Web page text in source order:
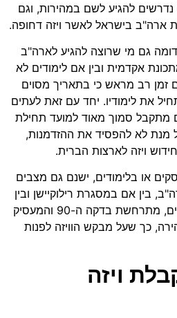
להגיע לשם במהירות, וגם
ארה"ב בישראל לאשר ויזה דחופה.
גם מי שרוצה להגיע לארה"ב
אקדמית ובין אם לימודים לא
זמן רב מראש כי בתאריך מסוים
את לימודיו. יחד עם זאת לעתים
מתקבל סמוך מאוד למועד תחילת
מנת לא להפסיד את ההזדמנות,
ויזה לארצות הברית.
או בלימודים, ישנם גם מצבים
בין אם במסגרת רילוקיישן ובין
אם על בסיס כישורים ייחודיים, מתרחשת בדקה ה-90 והמעסיק
כך שעל מבקש הוויזה לפנות
ויזה